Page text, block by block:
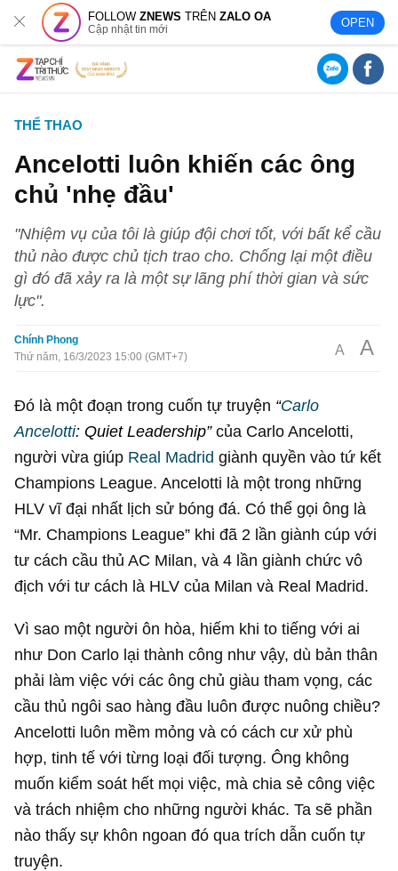
FOLLOWZNEWS TRÊNZALO OA
Cập nhật tin mới OPEN
THỂ THAO
Ancelotti luôn khiến các ông
chủ 'nhẹ đầu'
"Nhiệm vụ của tôi là giúp đội chơi tốt, với bất kể cầu
thủ nào được chủ tịch trao cho. Chống lại một điều
gì đó đã xảy ra là một sự lãng phí thời gian và sức
lực".
Chính Phong
Thứ năm, 16/3/2023 15:00 (GMT+7)
A A
Đó là một đoạn trong cuốn tự truyện “Carlo
Ancelotti: Quiet Leadership”của Carlo Ancelotti,
người vừa giúp Real Madrid giành quyền vào tứ kết
Champions League. Ancelotti là một trong những
HLV vĩ đại nhất lịch sử bóng đá. Có thể gọi ông là
“Mr. Champions League” khi đã 2 lần giành cúp với
tư cách cầu thủ AC Milan, và 4 lần giành chức vô
địch với tư cách là HLV của Milan và Real Madrid.
Vì sao một người ôn hòa, hiếm khi to tiếng với ai
như Don Carlo lại thành công như vậy, dù bản thân
phải làm việc với các ông chủ giàu tham vọng, các
cầu thủ ngôi sao hàng đầu luôn được nuông chiều?
Ancelotti luôn mềm mỏng và có cách cư xử phù
hợp, tinh tế với từng loại đối tượng. Ông không
muốn kiểm soát hết mọi việc, mà chia sẻ công việc
và trách nhiệm cho những người khác. Ta sẽ phần
nào thấy sự khôn ngoan đó qua trích dẫn cuốn tự
truyện.